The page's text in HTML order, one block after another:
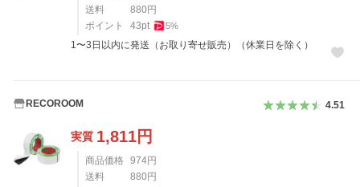
送料
880 円
ポイント
43pt 5%
1〜3日以内に発送（お取り寄せ販売）（休業日を除く）
RECOROOM 4.51
実質 1,811円
商品価格 974円
送料
880 円